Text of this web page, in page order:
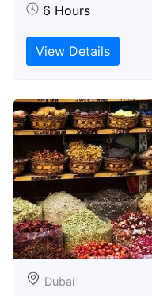
6 Hours
View Details
Dubai